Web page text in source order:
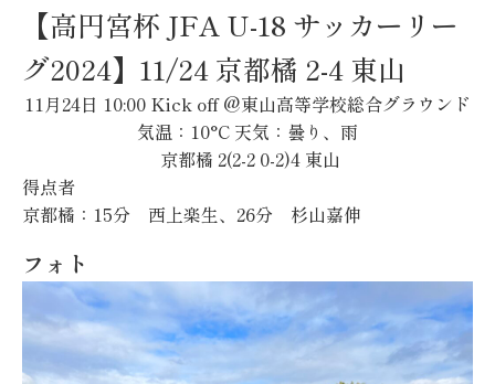
【高円宮杯 JFA U-18 サッカーリー
グ2024】11/24 京都橘 2-4 東山
11月24日 10:00 Kick off @東山高等学校総合グラウンド
気温：10°C 天気：曇り、雨
京都橘 2(2-2 0-2)4 東山
得点者
京都橘：15分 西上楽生、26分 杉山嘉伸
フォト